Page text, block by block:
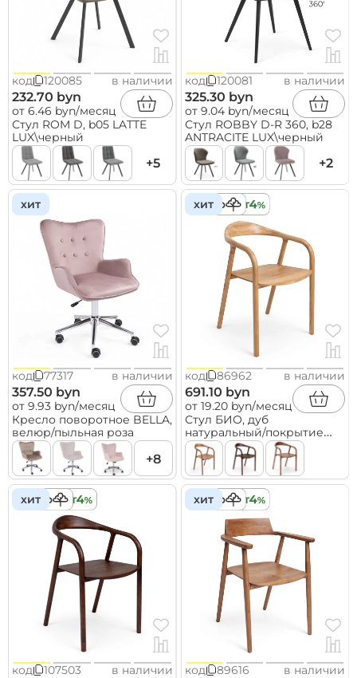
код 120085 в наличии
232.70 byn
от 6.46 byn/месяц
Стул ROM D, b05 LATTE
LUX\черный
+5
код 120081 в наличии
325.30 byn
от 9.04 byn/месяц
Стул ROBBY D-R 360, b28
ANTRACITE LUX\черный
+2
хит
код 77317 в наличии
357.50 byn
от 9.93 byn/месяц
Кресло поворотное BELLA,
велюр/пыльная роза
+8
хит
деревокредит
код 86962 в наличии
691.10 byn
от 19.20 byn/месяц
Стул БИО, дуб
натуральный/покрытие
бесцветное
хит
деревокредит
код 107503 в наличии
хит
деревокредит
код 89616 в наличии